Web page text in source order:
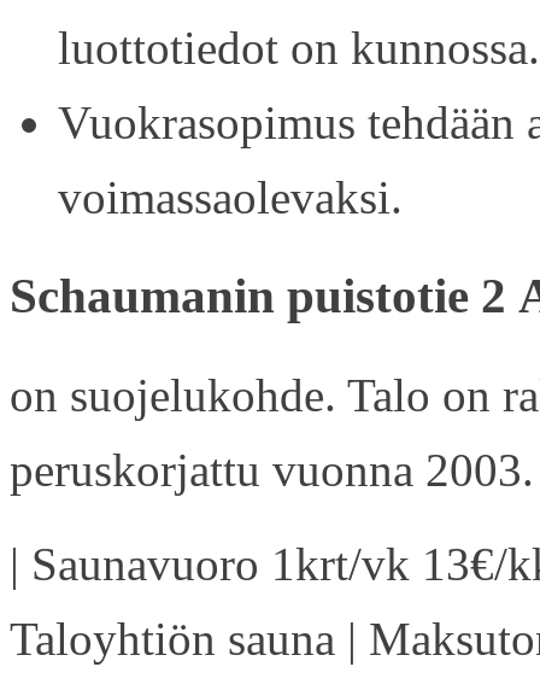
luottotiedot on kunnossa.
Vuokrasopimus tehdään
voimassaolevaksi.
Schaumanin puistotie 2
on suojelukohde. Talo on
peruskorjattu vuonna 2003.
| Saunavuoro 1krt/vk 13€/
Taloyhtiön sauna |